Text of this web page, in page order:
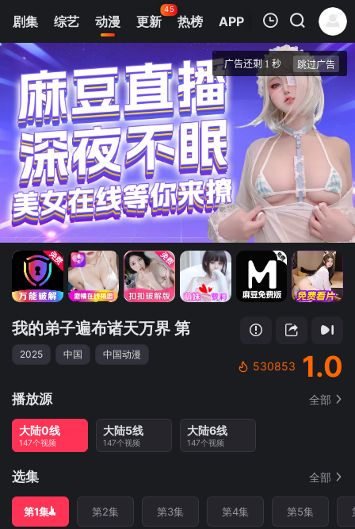
剧集 综艺 动漫 更新
45
热榜 APP
我的观影记录
第1集
我的弟子遍布诸天万界 第五季
清空
我的弟子遍布诸天万界 第
2025 中国 中国动漫
530853 1.0
播放源 全部
大陆0线
147个视频
大陆5线
147个视频
大陆6线
147个视频
选集 全部
第1集 第2集 第3集 第4集 第5集